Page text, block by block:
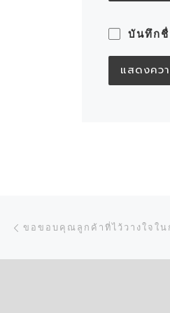
บันทึกชื่
การนำทางของเรื่